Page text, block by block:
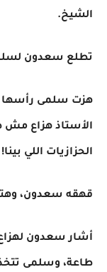
الشيخ.
تطلع سعدون
هزت سلمى رأسها
الأستاذ هزاع مش
الحزازيات اللي بينا!
قهقه سعدون،
أشار سعدون
طاعة، وسلمى